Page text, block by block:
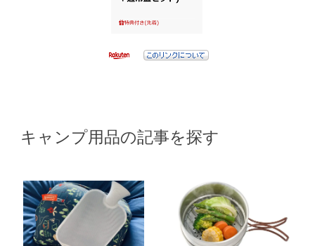
キャンプ用品の記事を探す